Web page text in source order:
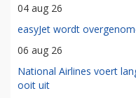
04 aug 26
easyJet wordt
06 aug 26
National Airlines voert
ooit uit